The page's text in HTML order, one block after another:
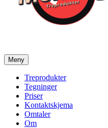
Mohaug Treprodukter
Salg av tegninger og treprodukter
Meny
Treprodukter
Tegninger
Priser
Kontaktskjema
Omtaler
Om